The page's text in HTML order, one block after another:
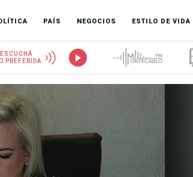
PAÍS NEGOCIOS ESTILO DE VIDA
ESCUCHÁ
PREFERIDA